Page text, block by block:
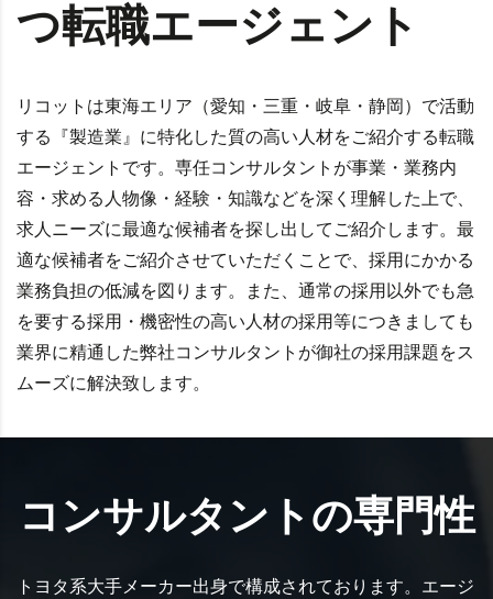
つ転職エージェント
リコットは東海エリア（愛知・三重・岐阜・静岡）で活動
する『製造業』に特化した質の高い人材をご紹介する転職
エージェントです。専任コンサルタントが事業・業務内
容・求める人物像・経験・知識などを深く理解した上で、
求人ニーズに最適な候補者を探し出してご紹介します。最
適な候補者をご紹介させていただくことで、採用にかかる
業務負担の低減を図ります。また、通常の採用以外でも急
を要する採用・機密性の高い人材の採用等につきましても
業界に精通した弊社コンサルタントが御社の採用課題をス
ムーズに解決致します。
コンサルタントの専門性
トヨタ系⼤手メーカー出⾝で構成されております。エージ